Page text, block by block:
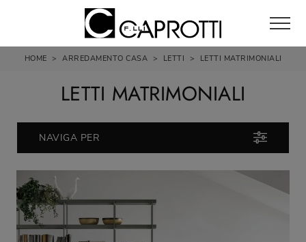
HOME > ARREDAMENTO CASA > LETTI > LETTI MATRIMONIALI
LETTI MATRIMONIALI
NAVIGA PER